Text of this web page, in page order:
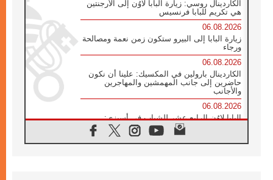
الكاردينال روسي: زيارة البابا لاوُن إلى الأرجنتين
هي تكريم للبابا فرنسيس
06.08.2026
زيارة البابا إلى البيرو ستكون زمن نعمة ومصالحة
ورجاء
06.08.2026
الكاردينال بارولين في المكسيك: علينا أن نكون
حاضرين إلى جانب المهمشين والمهاجرين
والأجانب
06.08.2026
البابا لاوُن الرابع عشر للشباب في أسيزي:
"أوروبا والعالم يبحثان اليوم عن قديسين جُدد